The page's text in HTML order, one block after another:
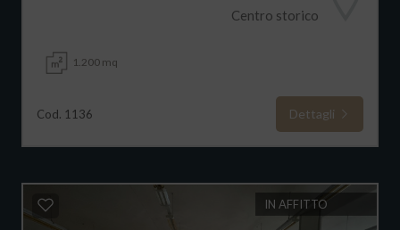
Centro storico
1.200 mq
Cod. 1136 Dettagli
IN AFFITTO